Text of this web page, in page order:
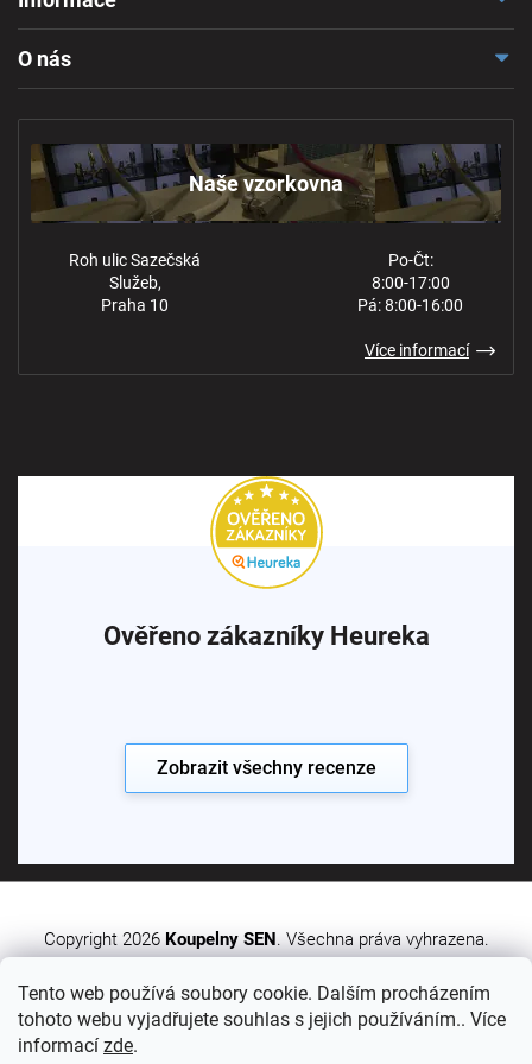
Tento web používá soubory cookie. Dalším procházením
tohoto webu vyjadřujete souhlas s jejich používáním.. Více
informací zde.
Ochrana osobních údajů
O nás
Naše vzorkovna
Roh ulic Sazečská
Služeb,
Praha 10
Po-Čt:
8:00-17:00
Pá: 8:00-16:00
Více informací
Ověřeno zákazníky Heureka
Zobrazit všechny recenze
Vytvořil Shoptet Premium
Copyright 2026 Koupelny SEN . Všechna práva vyhrazena.